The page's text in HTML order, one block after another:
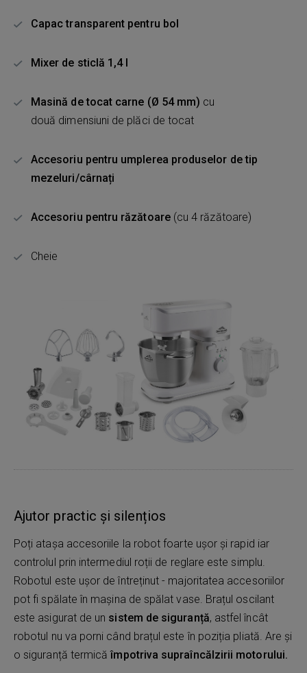
Capac transparent pentru bol
Mixer de sticlă 1,4 l
Masină de tocat carne (Ø 54 mm) cu
două dimensiuni de plăci de tocat
Accesoriu pentru umplerea produselor de tip
mezeluri/cârnați
Accesoriu pentru răzătoare(cu 4 răzătoare)
Cheie
Ajutor practic și silențios
Poți atașa accesoriile la robot foarte ușor și rapid iar
controlul prin intermediul roții de reglare este simplu.
Robotul este ușor de întreținut - majoritatea accesoriilor
pot fi spălate în mașina de spălat vase. Brațul oscilant
este asigurat de un sistem de siguranță, astfel încât
robotul nu va porni când brațul este în poziția pliată. Are și
o siguranță termicăîmpotriva supraîncălzirii motorului.